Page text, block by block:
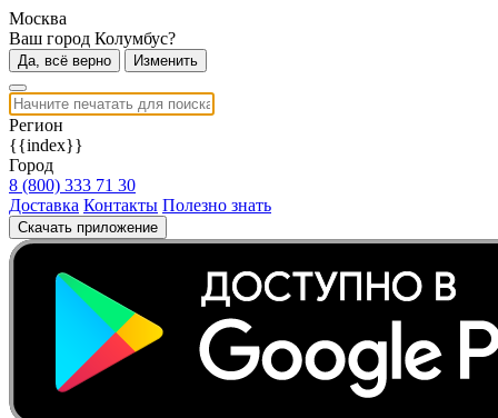
Москва
Ваш город Колумбус?
Да, всё верно Изменить
Регион
{{index}}
Город
8 (800) 333 71 30
Доставка Контакты Полезно знать
Скачать приложение